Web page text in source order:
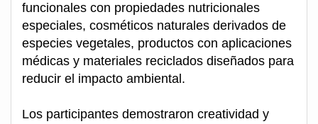
funcionales con propiedades nutricionales
especiales, cosméticos naturales derivados de
especies vegetales, productos con aplicaciones
médicas y materiales reciclados diseñados para
reducir el impacto ambiental.
Los participantes demostraron creatividad y